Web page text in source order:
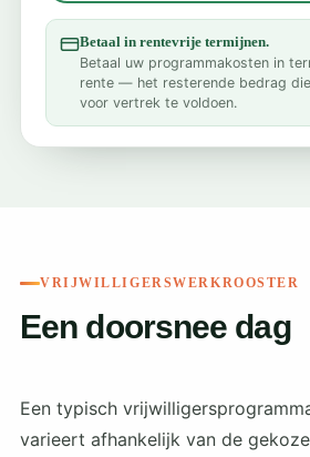
Betaal in rentevrije termijnen.
Betaal uw programmakosten in
rente — het resterende bedrag
voor vertrek te voldoen.
VRIJWILLIGERSWERKROOSTER
Een doorsnee dag
Een typisch
varieert afhankelijk van de